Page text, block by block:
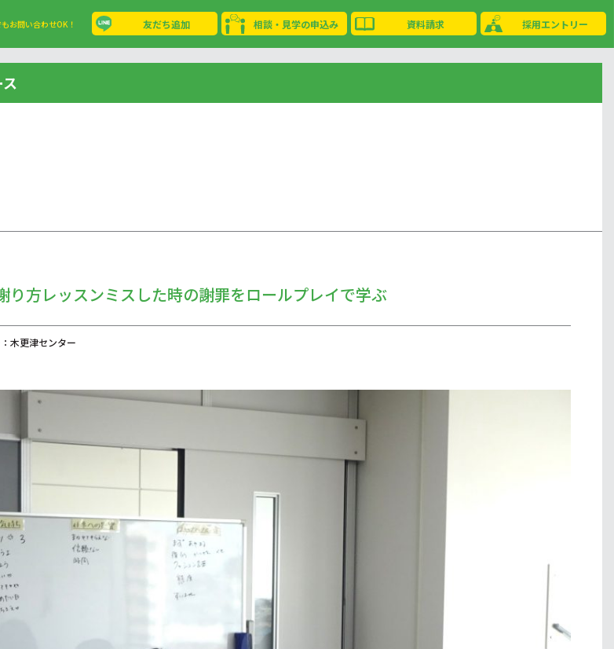
お問い合わせOK！ 友だち追加 相談・見学の申込み 資料請求 採用エントリー
り方レッスンミスした時の謝罪をロールプレイで学ぶ
木更津センター